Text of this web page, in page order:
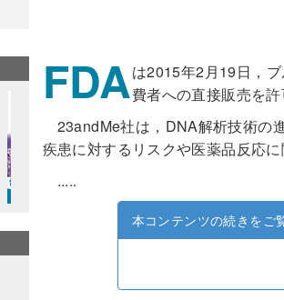
FDAは2015年2月19日，
費者への直接販売を
23andMe社は，DNA解析技術の
疾患に対するリスクや医薬品反応
.....
本コンテンツの続きをご